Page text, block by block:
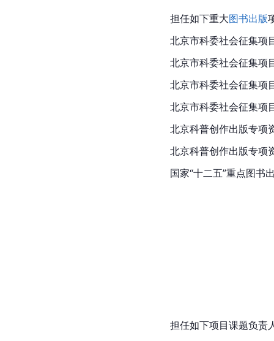
担任如下重大图书出版
北京市科委社会征集项
北京市科委社会征集项
北京市科委社会征集项
北京市科委社会征集
北京科普创作出版专
北京科普创作出版专项
国家“十二五”重点图书
担任如下项目课题负责